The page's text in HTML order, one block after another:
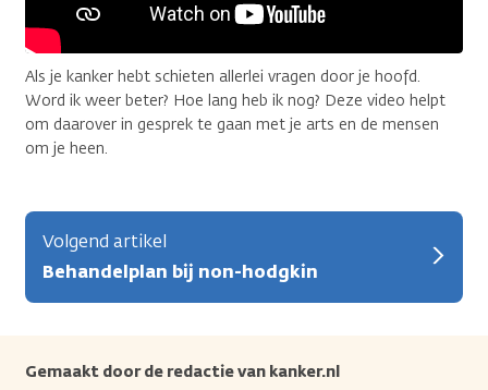
Als je kanker hebt schieten allerlei vragen door je hoofd.
Word ik weer beter? Hoe lang heb ik nog? Deze video helpt
om daarover in gesprek te gaan met je arts en de mensen
om je heen.
Volgend artikel
Behandelplan bij non-hodgkin
Gemaakt door de redactie van kanker.nl